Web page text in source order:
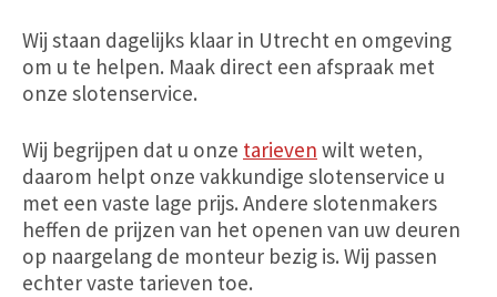
Wij staan dagelijks klaar in Utrecht en omgeving
om u te helpen. Maak direct een afspraak met
onze slotenservice.
Wij begrijpen dat u onze tarieven wilt weten,
daarom helpt onze vakkundige slotenservice u
met een vaste lage prijs. Andere slotenmakers
heffen de prijzen van het openen van uw deuren
op naargelang de monteur bezig is. Wij passen
echter vaste tarieven toe.